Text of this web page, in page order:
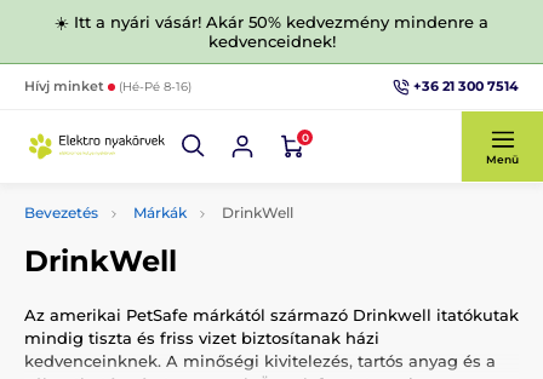
☀️ Itt a nyári vásár! Akár 50% kedvezmény mindenre a
kedvenceidnek!
Hívj minket (Hé-Pé 8-16) +36 21 300 7514
0
Menü
Bevezetés Márkák DrinkWell
DrinkWell
Az amerikai PetSafe márkától származó Drinkwell itatókutak
mindig tiszta és friss vizet biztosítanak házi
kedvenceinknek. A minőségi kivitelezés, tartós anyag és a